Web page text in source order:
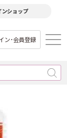
ンショップ
ン･会員登録